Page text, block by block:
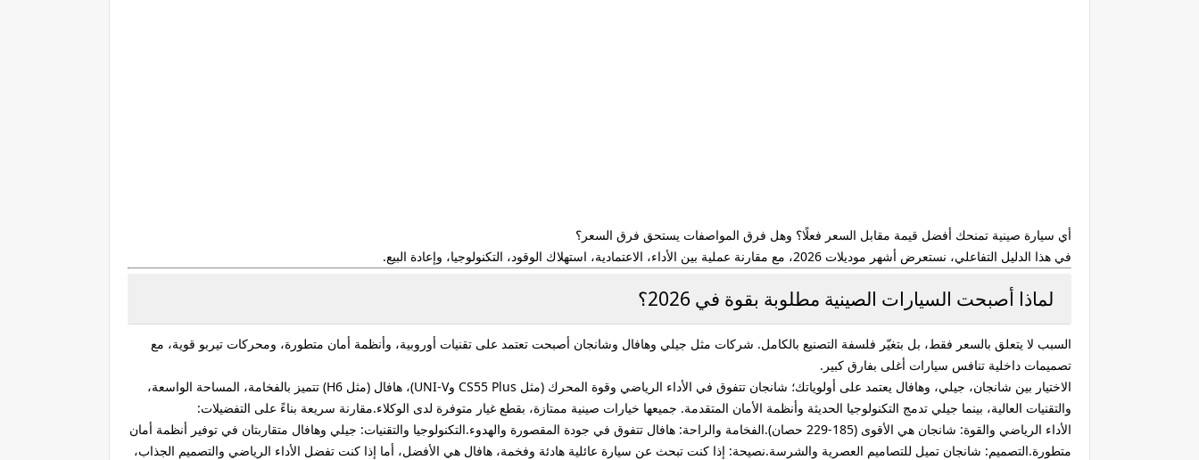
أي سيارة صينية تمنحك أفضل قيمة مقابل السعر فعلًا؟ وهل فرق المواصفات يستحق فرق السعر؟
في هذا الدليل التفاعلي، نستعرض أشهر موديلات 2026، مع مقارنة عملية بين الأداء، الاعتمادية، استهلاك الوقود، التكنولوجيا، وإعادة البيع.
لماذا أصبحت السيارات الصينية مطلوبة بقوة في 2026؟
السبب لا يتعلق بالسعر فقط، بل بتغيّر فلسفة التصنيع بالكامل. شركات مثل جيلي وهافال وشانجان أصبحت تعتمد على تقنيات أوروبية، وأنظمة أمان متطورة، ومحركات تيربو قوية، مع
تصميمات داخلية تنافس سيارات أغلى بفارق كبير.
الاختيار بين شانجان، جيلي، وهافال يعتمد على أولوياتك؛ شانجان تتفوق في الأداء الرياضي وقوة المحرك (مثل CS55 Plus وUNI-V)، هافال (مثل H6) تتميز بالفخامة، المساحة الواسعة،
والتقنيات العالية، بينما جيلي تدمج التكنولوجيا الحديثة وأنظمة الأمان المتقدمة. جميعها خيارات صينية ممتازة، بقطع غيار متوفرة لدى الوكلاء.مقارنة سريعة بناءً على التفضيلات:
الأداء الرياضي والقوة: شانجان هي الأقوى (185-229 حصان).الفخامة والراحة: هافال تتفوق في جودة المقصورة والهدوء.التكنولوجيا والتقنيات: جيلي وهافال متقاربتان في توفير أنظمة أمان
متطورة.التصميم: شانجان تميل للتصاميم العصرية والشرسة.نصيحة: إذا كنت تبحث عن سيارة عائلية هادئة وفخمة، هافال هي الأفضل، أما إذا كنت تفضل الأداء الرياضي والتصميم الجذاب،